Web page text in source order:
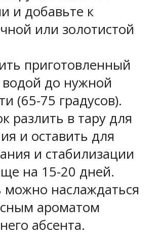
и добавьте к
или золотистой
приготовленный
водой до нужной
(65-75 градусов).
разлить в тару для
и оставить для
и стабилизации
на 15-20 дней.
можно наслаждаться
ароматом
абсента.